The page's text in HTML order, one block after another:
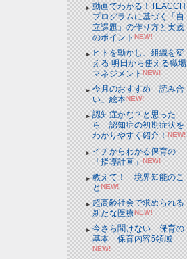
動画でわかる！TEACCH
プログラムに基づく「自
立課題」の作り方と実践
のポイントNEW!
ヒトを動かし、組織を変
える 明日から使える職場
マネジメントNEW!
今月のおすすめ「読み合
い」絵本NEW!
認知症かな？と思った
ら 認知症の初期症状を
わかりやすく紹介！NEW!
イチからわかる保育の
「指導計画」NEW!
教えて！ 境界知能のこ
とNEW!
超高齢社会で求められる
新たな医療NEW!
今さら聞けない 保育の
基本 保育内容5領域
NEW!